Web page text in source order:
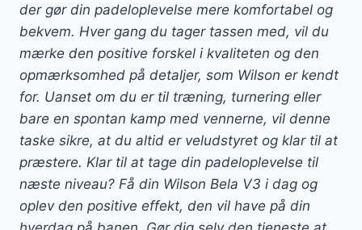
der gør din padeloplevelse mere komfortabel og
bekvem. Hver gang du tager tassen med, vil du
mærke den positive forskel i kvaliteten og den
opmærksomhed på detaljer, som Wilson er kendt
for. Uanset om du er til træning, turnering eller
bare en spontan kamp med vennerne, vil denne
taske sikre, at du altid er veludstyret og klar til at
præstere. Klar til at tage din padeloplevelse til
næste niveau? Få din Wilson Bela V3 i dag og
oplev den positive effekt, den vil have på din